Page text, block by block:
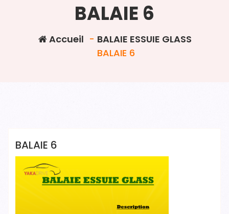
BALAIE 6
Accueil - BALAIE ESSUIE GLASS
BALAIE 6
BALAIE 6